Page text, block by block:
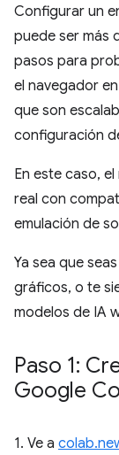
Configurar un
puede ser más
pasos para
el navegador
que son
configuración
En este caso,
real con
emulación de
Ya sea que
gráficos, o te
modelos de IA
Paso 1:
Google
1. Ve a